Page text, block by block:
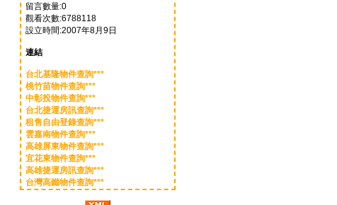
留言數量:0
觀看次數:6788118
設立時間:2007年8月9日
連結
台北基隆物件查詢***
桃竹苗物件查詢***
中彰投物件查詢***
台北捷運房訊查詢***
租售自由登錄查詢***
雲嘉南物件查詢***
高雄屏東物件查詢***
宜花東物件查詢***
高雄捷運房訊查詢***
台灣高鐵物件查詢***